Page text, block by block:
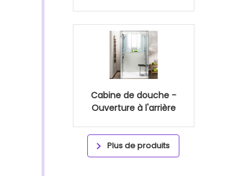
Cabine de douche -
Ouverture à l'arrière
Plus de produits